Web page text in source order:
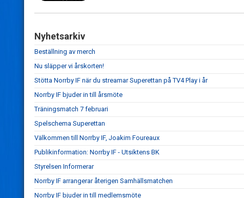
Nyhetsarkiv
Beställning av merch
Nu släpper vi årskorten!
Stötta Norrby IF när du streamar Superettan på TV4 Play i år
Norrby IF bjuder in till årsmöte
Träningsmatch 7 februari
Spelschema Superettan
Välkommen till Norrby IF, Joakim Foureaux
Publikinformation: Norrby IF - Utsiktens BK
Styrelsen Informerar
Norrby IF arrangerar återigen Samhällsmatchen
Norrby IF bjuder in till medlemsmöte